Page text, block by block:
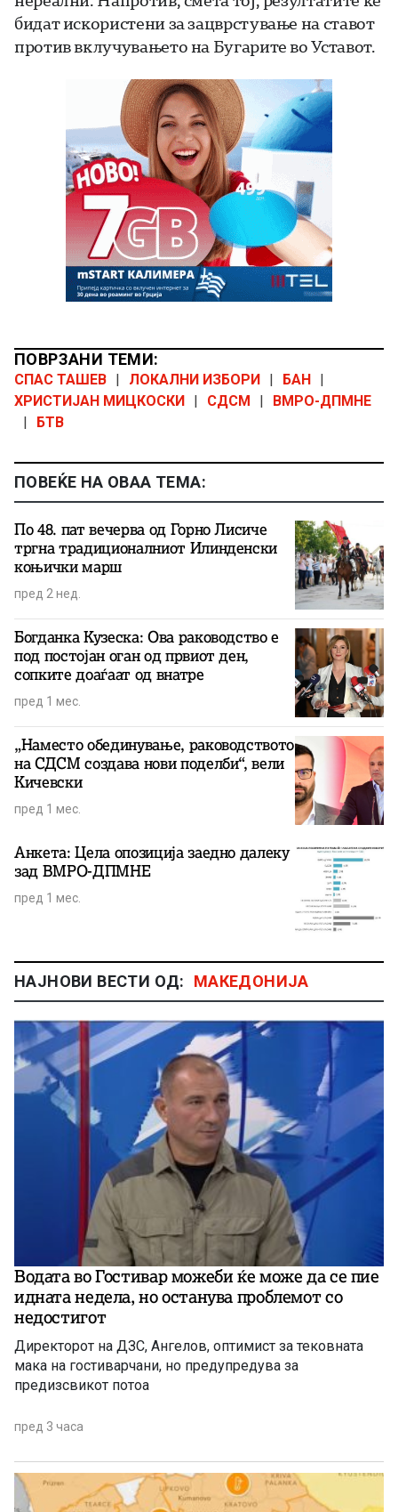
бидат искористени за зацврстување на ставот
против вклучувањето на Бугарите во Уставот.
ПОВРЗАНИ ТЕМИ:
СПАС ТАШЕВ | ЛОКАЛНИ ИЗБОРИ | БАН |
ХРИСТИЈАН МИЦКОСКИ | СДСМ |
ВМРО-ДПМНЕ
|
БТВ
ПОВЕЌЕ НА ОВАА ТЕМА:
По 48. пат вечерва од Горно Лисиче
тргна традиционалниот Илинденски
коњички марш
пред 2 нед.
Богданка Кузеска: Ова раководство е
под постојан оган од првиот ден,
сопките доаѓаат од внатре
пред 1 мес.
„Наместо обединување, раководството
на СДСМ создава нови поделби“, вели
Кичевски
пред 1 мес.
Анкета: Цела опозиција заедно далеку
зад ВМРО-ДПМНЕ
пред 1 мес.
НАЈНОВИ ВЕСТИ ОД: МАКЕДОНИЈА
Водата во Гостивар можеби ќе може да се пие
идната недела, но останува проблемот со
недостигот
Директорот на ДЗС, Ангелов, оптимист за тековната
мака на гостиварчани, но предупредува за
предизсвикот потоа
пред 3 часа